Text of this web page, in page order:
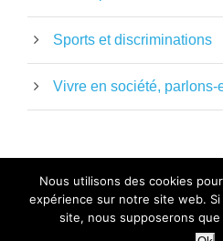
Sports et discriminations
Vivre en société, parlons-
MENTIONS LÉGALES
CONFIDENTIALITÉ
Nous utilisons des cookies
expérience sur notre site web.
site, nous supposerons